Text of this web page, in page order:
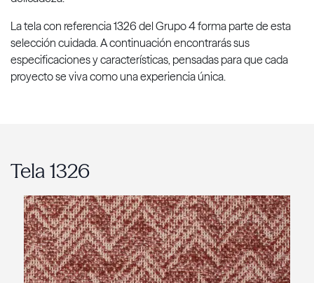
La tela con referencia 1326 del Grupo 4 forma parte de esta
selección cuidada. A continuación encontrarás sus
especificaciones y características, pensadas para que cada
proyecto se viva como una experiencia única.
Tela 1326